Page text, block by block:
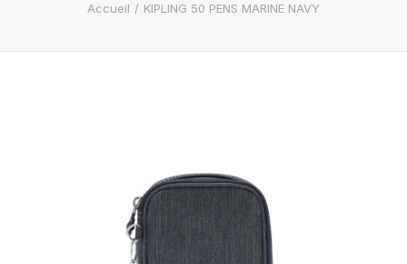
Accueil KIPLING 50 PENS MARINE NAVY